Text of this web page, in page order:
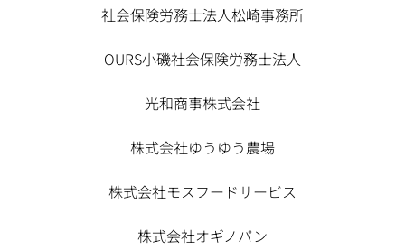
社会保険労務士法人松崎事務所
OURS小磯社会保険労務士法人
光和商事株式会社
株式会社ゆうゆう農場
株式会社モスフードサービス
株式会社オギノパン